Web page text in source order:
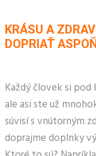
KRÁSU A
DOPRIAŤ
Každý človek si pod
ale asi ste už
súvisí s vnútorným
doprajme doplnky